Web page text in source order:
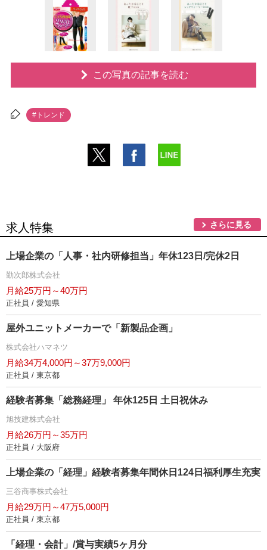
この写真の記事を読む
#トレンド
求人特集 さらに見る
上場企業の「人事・社内研修担当」年休123日/完休2日
勤次郎株式会社
月給25万円～40万円
正社員 / 愛知県
屋外ユニットメーカーで「新製品企画」
株式会社ハマネツ
月給34万4,000円～37万9,000円
正社員 / 東京都
経験者募集「総務経理」 年休125日 土日祝休み
旭技建株式会社
月給26万円～35万円
正社員 / 大阪府
上場企業の「経理」経験者募集年間休日124日福利厚生充実
三谷商事株式会社
月給29万円～47万5,000円
正社員 / 東京都
「経理・会計」/賞与実績5ヶ月分